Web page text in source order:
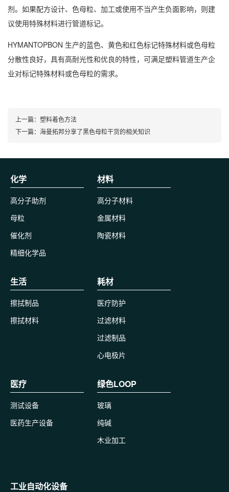
剂。如果配方设计、色母粒、加工或使用不当产生负面影响，则建
议使用特殊材料进行管道标记。
HYMANTOPBON 生产的蓝色、黄色和红色标记特殊材料或色母粒
分散性良好，具有高耐光性和优良的特性，可满足塑料管道生产企
业对标记特殊材料或色母粒的需求。
上一篇： 塑料着色方法
下一篇： 海曼拓邦分享了黑色母粒干货的相关知识
化学
高分子助剂
母粒
催化剂
精细化学品
材料
高分子材料
金属材料
陶瓷材料
生活
擦拭制品
擦拭材料
耗材
医疗防护
过滤材料
过滤制品
心电极片
医疗
测试设备
医药生产设备
绿色LOOP
玻璃
纯碱
木业加工
工业自动化设备